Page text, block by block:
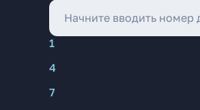
1
4
7